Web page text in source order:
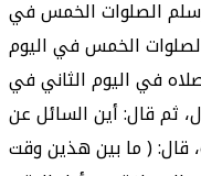
الصلوات الخمس في
الخمس في اليوم
في اليوم الثاني في
ثم قال: أين السائل عن
قال: ( ما بين هذين وقت